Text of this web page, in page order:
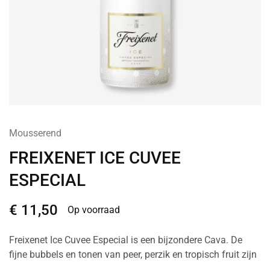
Mousserend
FREIXENET ICE CUVEE
ESPECIAL
€ 11,50 Op voorraad
Freixenet Ice Cuvee Especial is een bijzondere Cava. De
fijne bubbels en tonen van peer, perzik en tropisch fruit zijn